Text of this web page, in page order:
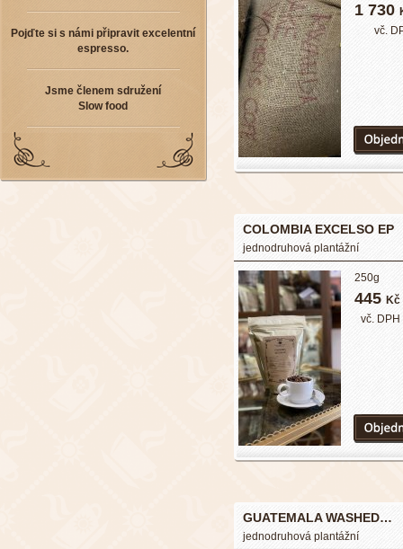
Pojďte si s námi připravit excelentní
espresso.
Jsme členem sdružení
Slow food
1 730
vč.
COLOMBIA EXCELSO EP
jednodruhová plantážní
250g
445 Kč
vč. DPH
GUATEMALA WASHED…
jednodruhová plantážní